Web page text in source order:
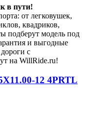
в пути!
от легковушек,
квадриков,
подберут модель под
и выгодные
с
на WillRide.ru!
12 4PRTL